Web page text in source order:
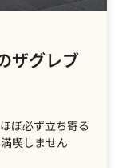
ザグレブ
ぼ必ず立ち寄る
喫しません